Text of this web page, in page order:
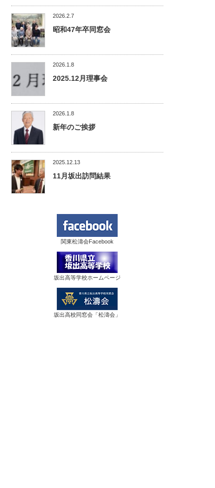
2026.2.7
昭和47年卒同窓会
2026.1.8
2025.12月理事会
2026.1.8
新年のご挨拶
2025.12.13
11月坂出訪問結果
関東松濤会Facebook
坂出高等学校ホームページ
坂出高校同窓会「松濤会」